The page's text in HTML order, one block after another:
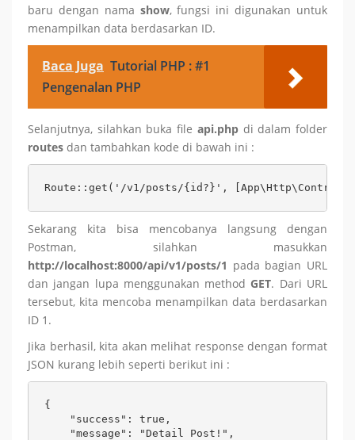
baru dengan nama show, fungsi ini digunakan untuk
menampilkan data berdasarkan ID.
Baca Juga Tutorial PHP : #1
Pengenalan PHP
Selanjutnya, silahkan buka file api.phpdi dalam folder
routes dan tambahkan kode di bawah ini :
Route::get('/v1/posts/{id?}',
Sekarang kita bisa mencobanya langsung dengan
Postman, silahkan masukkan
http://localhost:8000/api/v1/posts/1 pada bagian URL
dan jangan lupa menggunakan method GET. Dari URL
tersebut, kita mencoba menampilkan data berdasarkan
ID 1.
Jika berhasil, kita akan melihat response dengan format
JSON kurang lebih seperti berikut ini :
{
    "success": true,
    "message": "Detail Post!",